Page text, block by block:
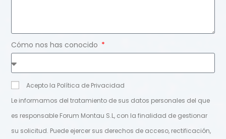
Cómo nos has conocido
Acepto la Política de Privacidad
Le informamos del tratamiento de sus datos personales del que
es responsable Forum Montau S.L, con la finalidad de gestionar
su solicitud. Puede ejercer sus derechos de acceso, rectificación,